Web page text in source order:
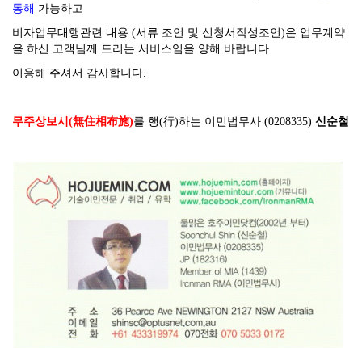
통해 가능하고
비자업무대행관련 내용 (서류 조언 및 신청서작성조언)은 업무계약
을 하신 고객님께 드리는 서비스임을 양해 바랍니다.
이용해 주셔서 감사합니다.
무주상보시(無住相布施)를 행(行)하는 이민법무사 (0208335) 신순철